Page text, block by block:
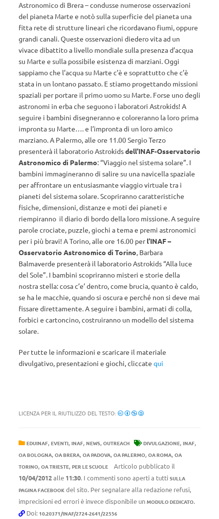
Astronomico di Brera – condusse numerose osservazioni
del pianeta Marte e notò sulla superficie del pianeta una
fitta rete di strutture lineari che ricordavano fiumi, oppure
grandi canali. Queste osservazioni diedero vita ad un
vivace dibattito a livello mondiale sulla presenza d’acqua
su Marte e sulla possibile esistenza di marziani. Oggi
sappiamo che l’acqua su Marte c’è e soprattutto che c’è
stata in un lontano passato. E stiamo progettando missioni
spaziali per portare il primo uomo su Marte. Forse uno degli
astronomi in erba che seguono i laboratori Astrokids! A
seguire i bambini disegneranno e coloreranno la loro prima
impronta su Marte…. e l’impronta di un loro amico
marziano. A Palermo, alle ore 11.00 Sergio Terzo
presenterà il laboratorio Astrokidsdell’INAF-Osservatorio
Astronomico di Palermo: “Viaggio nel sistema solare”. I
bambini immagineranno di salire su una navicella spaziale
per affrontare un entusiasmante viaggio virtuale tra i
pianeti del sistema solare. Scopriranno caratteristiche
fisiche, dimensioni, distanze e moti dei pianeti e
riempiranno il diario di bordo della loro missione. A seguire
parole crociate, puzzle, giochi a tema e premi astronomici
per i più bravi! A Torino, alle ore 16.00 perl’INAF –
Osservatorio Astronomico di Torino, Barbara
Balmaverde presenterà il laboratorio Astrokids “Alla luce
del Sole”. I bambini scopriranno misteri e storie della
nostra stella: cosa c’e’ dentro, come brucia, quanto è caldo,
se ha le macchie, quando si oscura e perché non si deve mai
fissare direttamente. A seguire i bambini, armati di colla,
forbici e cartoncino, costruiranno un modello del sistema
solare.
Per tutte le informazioni e scaricare il materiale
divulgativo, presentazioni e giochi, cliccate qui
LICENZA PER IL RIUTILIZZO DEL TESTO:
EDUINAF, EVENTI, INAF, NEWS, OUTREACH DIVULGAZIONE, INAF,
OA BOLOGNA, OA BRERA, OA PADOVA, OA PALERMO, OA ROMA, OA
TORINO, OA TRIESTE, PER LE SCUOLE
Articolo pubblicato il
10/04/2012alle 11:30. I commenti sono aperti a tutti SULLA
PAGINA FACEBOOK del sito. Per segnalare alla redazione refusi,
imprecisioni ed errori è invece disponibile un MODULO DEDICATO.
Doi: 10.20371/INAF/2724-2641/22556